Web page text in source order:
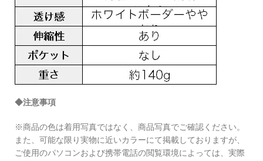
◆注意事項
※商品の色は着用写真ではなく、商品写真でご確認ください。
また、可能な限り実物に近いカラーにて掲載しておりますが、
ご使用のパソコンおよび携帯電話の閲覧環境によっては、実際